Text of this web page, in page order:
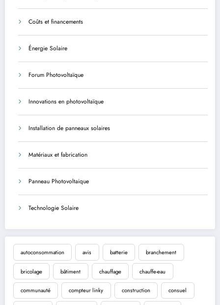
Coûts et financements
Énergie Solaire
Forum Photovoltaïque
Innovations en photovoltaïque
Installation de panneaux solaires
Matériaux et fabrication
Panneau Photovoltaique
Technologie Solaire
autoconsommation avis batterie branchement
bricolage bâtiment chauffage chauffe-eau
communauté compteur linky construction consuel